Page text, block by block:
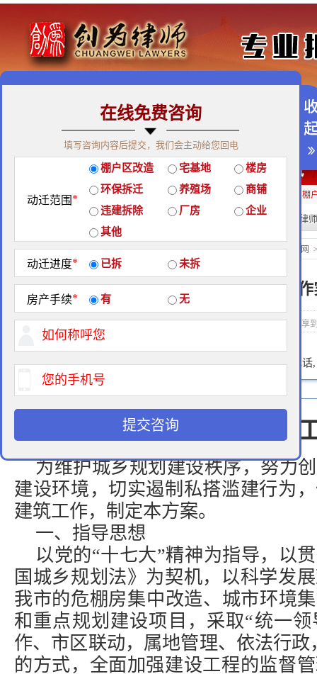
免费咨询热线：400-900-9881
经典案例 | 律师团队 拆迁维权 | 征地维权
房屋拆迁补偿 企业拆迁补偿 厂房拆迁补偿 征地补偿 违章拆迁补偿 棚
热门搜索: 拆迁律师
地区政策 当前位置： 北京创为律师事务所官网
哈尔滨市2008年拆违工
次 分享
免费法律咨询热线:400-900-9881 请输入您的电话
哈尔滨市2008年拆违
为维护城乡规划建设秩序，努力
建设环境，切实遏制私搭滥建行为
建筑工作，制定本方案。
一、指导思想
以党的“十七大”精神为指导，以
国城乡规划法》为契机，以科学发
我市的危棚房集中改造、城市环境
和重点规划建设项目，采取“统一
作、市区联动，属地管理、依法行
的方式，全面加强建设工程的监督
在线免费咨询
填写咨询内容后提交，我们会主动给您回电
动迁范围 *
棚户区改造 宅基地
楼房
环保拆迁
养殖场
商铺
违建拆除
厂房
企业
其他
动迁进度* 已拆 未拆
房产手续* 有 无
提交咨询